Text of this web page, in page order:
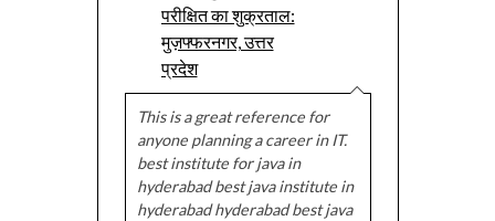
परीक्षित का शुक्रताल:
मुज़फ्फरनगर, उत्तर
प्रदेश
This is a great reference for
anyone planning a career in IT.
best institute for java in
hyderabad best java institute in
hyderabad hyderabad best java